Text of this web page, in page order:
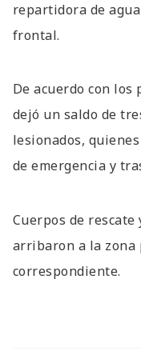
repartidora de
frontal.
De acuerdo con
dejó un saldo de
lesionados,
de emergencia y
Cuerpos de
arribaron a la zona
correspondiente.